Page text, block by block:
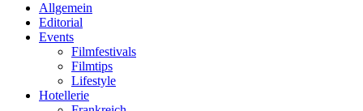
Allgemein
Editorial
Events
Filmfestivals
Filmtips
Lifestyle
Hotellerie